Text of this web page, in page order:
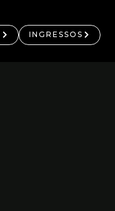
INGRESSOS